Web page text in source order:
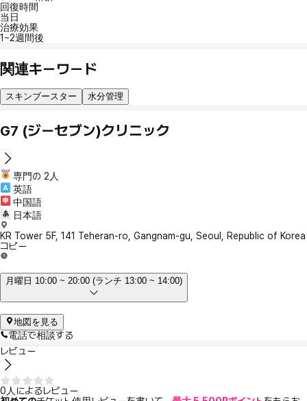
回復時間
当日
治療効果
1~2週間後
関連キーワード
スキンブースター 水分管理
G7 (ジーセブン)クリニック
専門の 2人
英語
中国語
日本語
KR Tower 5F, 141 Teheran-ro, Gangnam-gu, Seoul, Republic of Korea
コピー
月曜日 10:00 ~ 20:00 (ランチ 13:00 ~ 14:00)
地図を見る
電話で相談する
レビュー
0人によるレビュー